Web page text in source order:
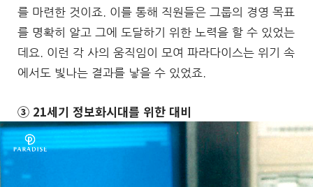
를 마련한 것이죠. 이를 통해 직원들은 그룹의 경영 목표
를 명확히 알고 그에 도달하기 위한 노력을 할 수 있었는
데요. 이런 각 사의 움직임이 모여 파라다이스는 위기 속
에서도 빛나는 결과를 낳을 수 있었죠.
③ 21세기 정보화시대를 위한 대비